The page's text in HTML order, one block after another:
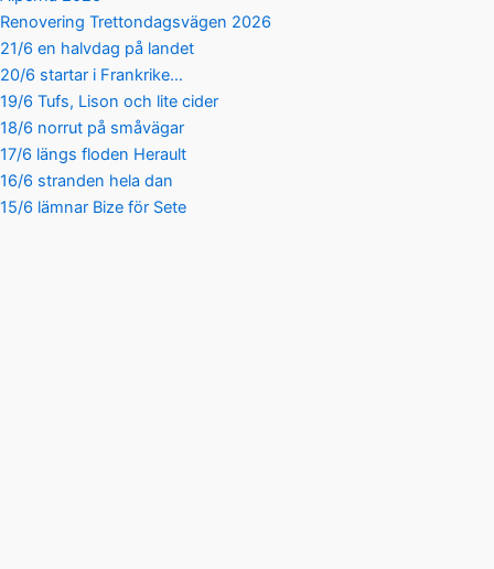
Renovering Trettondagsvägen 2026
21/6 en halvdag på landet
20/6 startar i Frankrike…
19/6 Tufs, Lison och lite cider
18/6 norrut på småvägar
17/6 längs floden Herault
16/6 stranden hela dan
15/6 lämnar Bize för Sete